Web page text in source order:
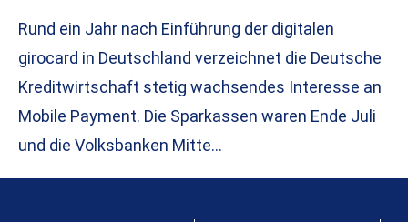
Rund ein Jahr nach Einführung der digitalen
girocard in Deutschland verzeichnet die Deutsche
Kreditwirtschaft stetig wachsendes Interesse an
Mobile Payment. Die Sparkassen waren Ende Juli
und die Volksbanken Mitte…